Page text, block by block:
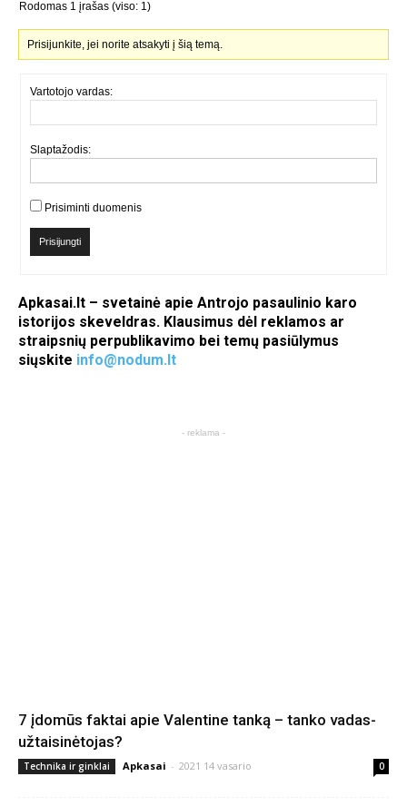
Rodomas 1 įrašas (viso: 1)
Prisijunkite, jei norite atsakyti į šią temą.
Vartotojo vardas:
Slaptažodis:
Prisiminti duomenis
Prisijungti
Apkasai.lt – svetainė apie Antrojo pasaulinio karo
istorijos skeveldras. Klausimus dėl reklamos ar
straipsnių perpublikavimo bei temų pasiūlymus
siųskite info@nodum.lt
- reklama -
7 įdomūs faktai apie Valentine tanką – tanko vadas-
užtaisinėtojas?
Technika ir ginklai Apkasai - 2021 14 vasario 0